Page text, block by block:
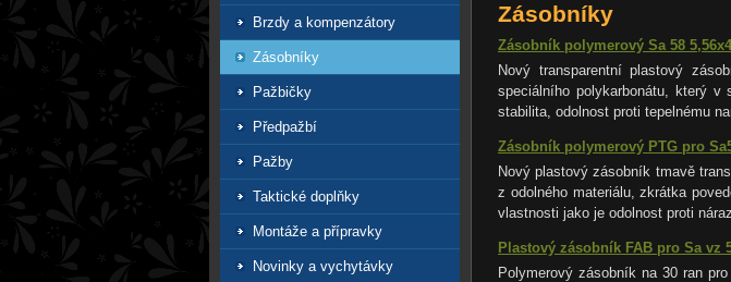
Brzdy a kompenzátory
Zásobníky
Pažbičky
Předpažbí
Pažby
Taktické doplňky
Montáže a přípravky
Novinky a vychytávky
Zásobníky
Zásobník polymerový Sa 58
Nový transparentní plastový
speciálního polykarbonátu, který v
stabilita, odolnost proti tepelnému
Zásobník polymerový PTG pro
Nový plastový zásobník tmavě
z odolného materiálu, zkrátka
vlastnosti jako je odolnost proti
Plastový zásobník FAB pro Sa vz
Polymerový zásobník na 30 ran